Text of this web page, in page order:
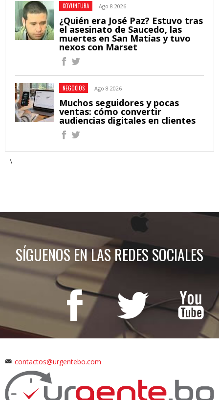
COYUNTURA Ago 8 2026
¿Quién era José Paz? Estuvo tras
el asesinato de Saucedo, las
muertes en San Matías y tuvo
nexos con Marset
NEGOCIOS Ago 8 2026
Muchos seguidores y pocas
ventas: cómo convertir
audiencias digitales en clientes
\
SÍGUENOS EN LAS REDES SOCIALES
contactos@urgentebo.com